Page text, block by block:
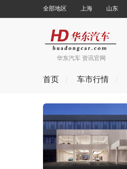
全部地区 上海 山东
华东汽车 资讯官网
首页 车市行情